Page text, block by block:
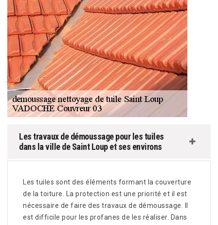
Les travaux de démoussage pour les tuiles
dans la ville de Saint Loup et ses environs
Les tuiles sont des éléments formant la couverture
de la toiture. La protection est une priorité et il est
nécessaire de faire des travaux de démoussage. Il
est difficile pour les profanes de les réaliser. Dans